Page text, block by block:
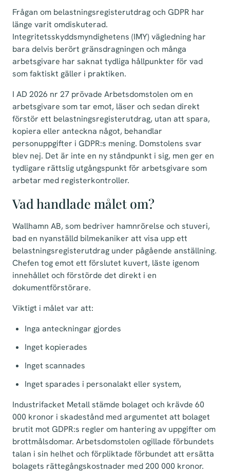
Frågan om belastningsregisterutdrag och GDPR har
länge varit omdiskuterad.
Integritetsskyddsmyndighetens (IMY) vägledning har
bara delvis berört gränsdragningen och många
arbetsgivare har saknat tydliga hållpunkter för vad
som faktiskt gäller i praktiken.
I AD 2026 nr 27 prövade Arbetsdomstolen om en
arbetsgivare som tar emot, läser och sedan direkt
förstör ett belastningsregisterutdrag, utan att spara,
kopiera eller anteckna något, behandlar
personuppgifter i GDPR:s mening. Domstolens svar
blev nej. Det är inte en ny ståndpunkt i sig, men ger en
tydligare rättslig utgångspunkt för arbetsgivare som
arbetar med registerkontroller.
Vad handlade målet om?
Wallhamn AB, som bedriver hamnrörelse och stuveri,
bad en nyanställd bilmekaniker att visa upp ett
belastningsregisterutdrag under pågående anställning.
Chefen tog emot ett förslutet kuvert, läste igenom
innehållet och förstörde det direkt i en
dokumentförstörare.
Viktigt i målet var att:
Inga anteckningar gjordes
Inget kopierades
Inget scannades
Inget sparades i personalakt eller system,
Industrifacket Metall stämde bolaget och krävde 60
000 kronor i skadestånd med argumentet att bolaget
brutit mot GDPR:s regler om hantering av uppgifter om
brottmålsdomar. Arbetsdomstolen ogillade förbundets
talan i sin helhet och förpliktade förbundet att ersätta
bolagets rättegångskostnader med 200 000 kronor.